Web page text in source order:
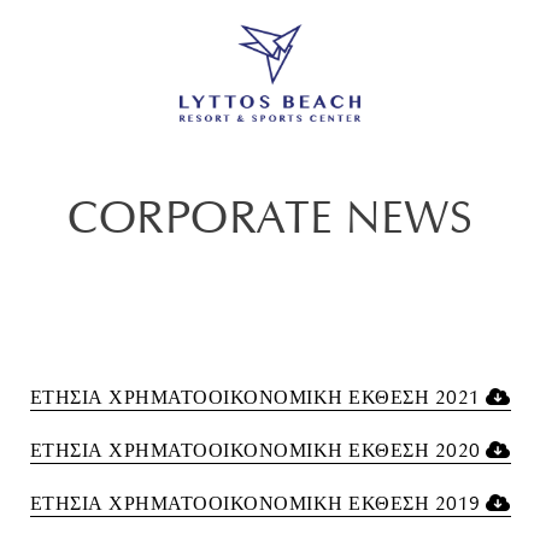
CORPORATE NEWS
ΕΤΗΣΙΑ ΧΡΗΜΑΤΟΟΙΚΟΝΟΜΙΚΗ ΕΚΘΕΣΗ 2021
ΕΤΗΣΙΑ ΧΡΗΜΑΤΟΟΙΚΟΝΟΜΙΚΗ ΕΚΘΕΣΗ 2020
ΕΤΗΣΙΑ ΧΡΗΜΑΤΟΟΙΚΟΝΟΜΙΚΗ ΕΚΘΕΣΗ 2019